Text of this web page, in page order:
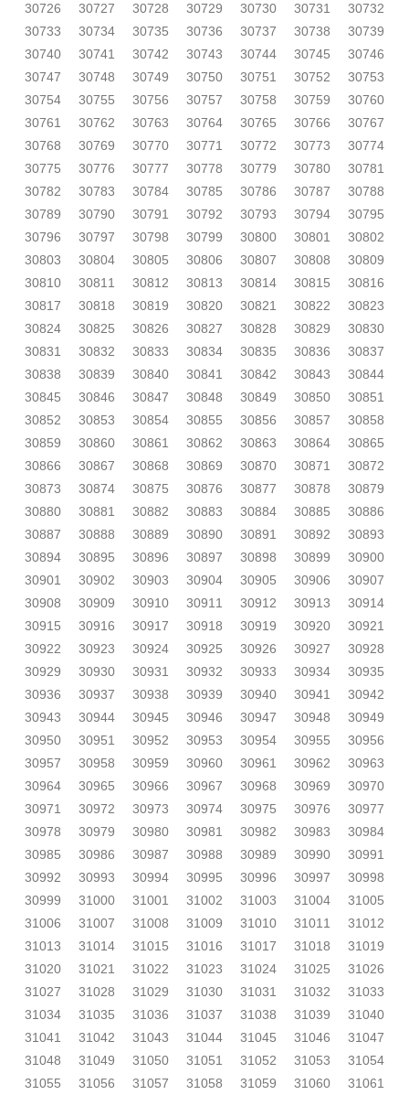
30726
30727 30728 30729 30730 30731
30732
30733
30734 30735 30736 30737 30738
30739
30740
30741 30742 30743 30744 30745
30746
30747
30748 30749 30750 30751 30752
30753
30754
30755 30756 30757 30758 30759
30760
30761
30762 30763 30764 30765 30766
30767
30768
30769 30770 30771 30772 30773
30774
30775
30776 30777 30778 30779 30780
30781
30782
30783 30784 30785 30786 30787
30788
30789
30790 30791 30792 30793 30794
30795
30796
30797 30798 30799 30800 30801
30802
30803
30804 30805 30806 30807 30808
30809
30810
30811 30812 30813 30814 30815
30816
30817
30818 30819 30820 30821 30822
30823
30824
30825 30826 30827 30828 30829
30830
30831
30832 30833 30834 30835 30836
30837
30838
30839 30840 30841 30842 30843
30844
30845
30846 30847 30848 30849 30850
30851
30852
30853 30854 30855 30856 30857
30858
30859
30860 30861 30862 30863 30864
30865
30866
30867 30868 30869 30870 30871
30872
30873
30874 30875 30876 30877 30878
30879
30880
30881 30882 30883 30884 30885
30886
30887
30888 30889 30890 30891 30892
30893
30894
30895 30896 30897 30898 30899
30900
30901
30902 30903 30904 30905 30906
30907
30908
30909 30910 30911 30912 30913
30914
30915
30916 30917 30918 30919 30920
30921
30922
30923 30924 30925 30926 30927
30928
30929
30930 30931 30932 30933 30934
30935
30936
30937 30938 30939 30940 30941
30942
30943
30944 30945 30946 30947 30948
30949
30950
30951 30952 30953 30954 30955
30956
30957
30958 30959 30960 30961 30962
30963
30964
30965 30966 30967 30968 30969
30970
30971
30972 30973 30974 30975 30976
30977
30978
30979 30980 30981 30982 30983
30984
30985
30986 30987 30988 30989 30990
30991
30992
30993 30994 30995 30996 30997
30998
30999
31000 31001 31002 31003 31004
31005
31006
31007 31008 31009 31010 31011
31012
31013
31014 31015 31016 31017 31018
31019
31020
31021 31022 31023 31024 31025
31026
31027
31028 31029 31030 31031 31032
31033
31034
31035 31036 31037 31038 31039
31040
31041
31042 31043 31044 31045 31046
31047
31048
31049 31050 31051 31052 31053
31054
31055
31056 31057 31058 31059 31060
31061